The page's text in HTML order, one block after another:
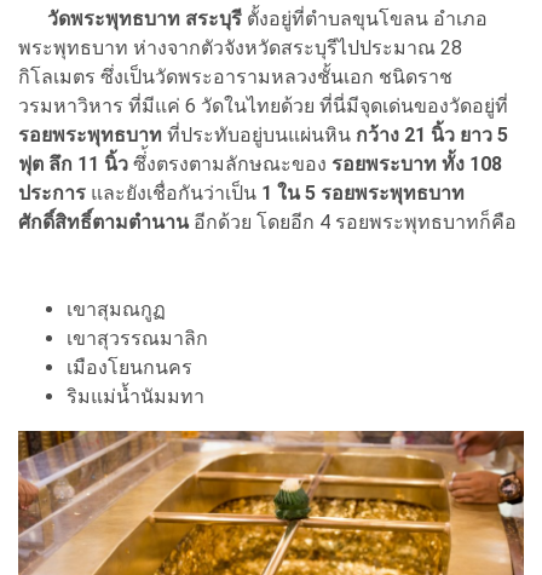
วัดพระพุทธบาท สระบุรี ตั้งอยู่ที่ตำบลขุนโขลน อำเภอ
พระพุทธบาท ห่างจากตัวจังหวัดสระบุรีไปประมาณ 28
กิโลเมตร ซึ่งเป็นวัดพระอารามหลวงชั้นเอก ชนิดราช
วรมหาวิหาร ที่มีแค่ 6 วัดในไทยด้วย ที่นี่มีจุดเด่นของวัดอยู่ที่
รอยพระพุทธบาท ที่ประทับอยู่บนแผ่นหิน กว้าง 21 นิ้ว ยาว 5
ฟุต ลึก 11 นิ้ว ซึ่้งตรงตามลักษณะของ รอยพระบาท ทั้ง 108
ประการ และยังเชื่อกันว่าเป็น 1 ใน 5 รอยพระพุทธบาท
ศักดิ์สิทธิ์ตามตำนาน อีกด้วย โดยอีก 4 รอยพระพุทธบาทก็คือ
เขาสุมณกูฏ
เขาสุวรรณมาลิก
เมืองโยนกนคร
ริมแม่น้ำนัมมทา